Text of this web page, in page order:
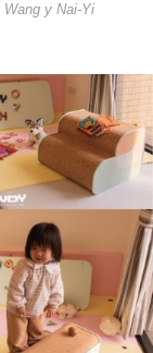
y Nai-Yi